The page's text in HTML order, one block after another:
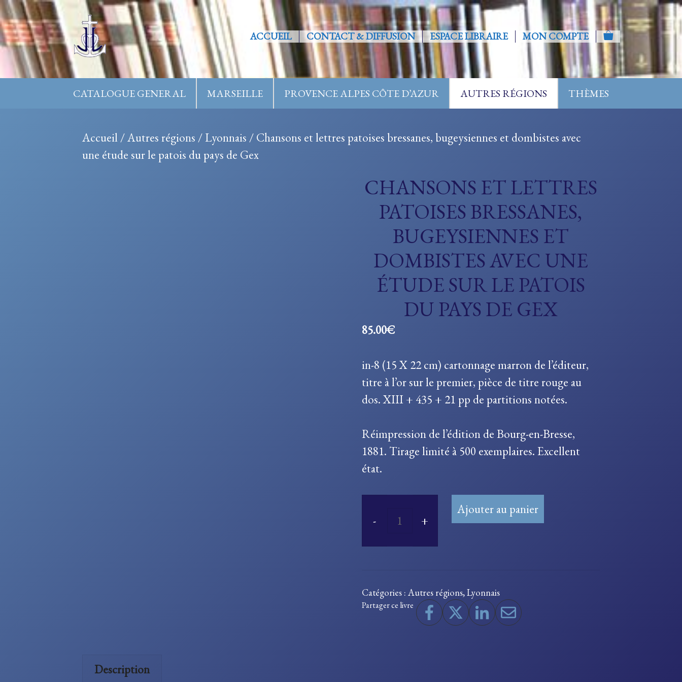
Aller
au
contenu
ACCUEIL CONTACT & DIFFUSION ESPACE LIBRAIRE MON COMPTE
CATALOGUE GENERAL MARSEILLE PROVENCE ALPES CÔTE D’AZUR AUTRES RÉGIONS THÈMES
Accueil/Autres régions / Lyonnais / Chansons et lettres patoises bressanes, bugeysiennes et dombistes avec
une étude sur le patois du pays de Gex
CHANSONS ET LETTRES
PATOISES BRESSANES,
BUGEYSIENNES ET
DOMBISTES AVEC UNE
ÉTUDE SUR LE PATOIS
DU PAYS DE GEX
85.00€
in-8 (15 X 22 cm) cartonnage marron de l’éditeur,
titre à l’or sur le premier, pièce de titre rouge au
dos. XIII + 435 + 21 pp de partitions notées.
Réimpression de l’édition de Bourg-en-Bresse,
1881. Tirage limité à 500 exemplaires. Excellent
état.
quantité
de
lettres
patoises
Ajouter au panier
Catégories : Autres régions,Lyonnais
Partager ce livre
Description